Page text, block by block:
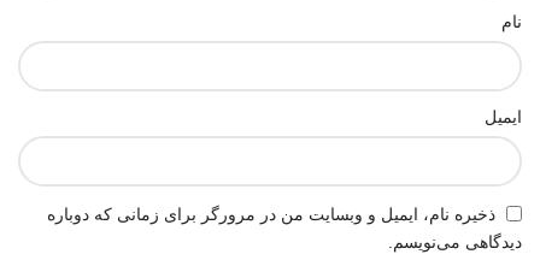
نام
ایمیل
ذخیره نام، ایمیل و وبسایت من در مرورگر برای زمانی که دوباره
دیدگاهی می‌نویسم.